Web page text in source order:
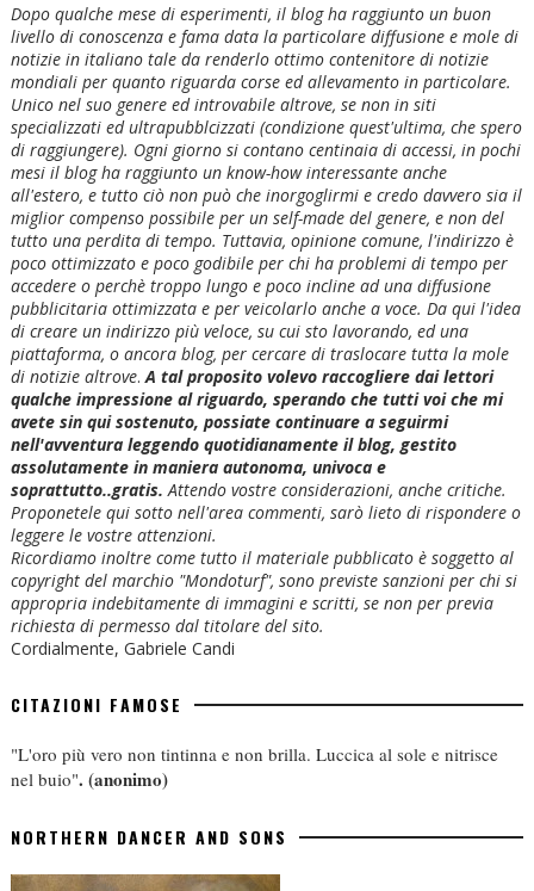
Dopo qualche mese di esperimenti, il blog ha raggiunto un buon
livello di conoscenza e fama data la particolare diffusione e mole di
notizie in italiano tale da renderlo ottimo contenitore di notizie
mondiali per quanto riguarda corse ed allevamento in particolare.
Unico nel suo genere ed introvabile altrove, se non in siti
specializzati ed ultrapubblcizzati (condizione quest'ultima, che spero
di raggiungere). Ogni giorno si contano centinaia di accessi, in pochi
mesi il blog ha raggiunto un know-how interessante anche
all'estero, e tutto ciò non può che inorgoglirmi e credo davvero sia il
miglior compenso possibile per un self-made del genere, e non del
tutto una perdita di tempo. Tuttavia, opinione comune, l'indirizzo è
poco ottimizzato e poco godibile per chi ha problemi di tempo per
accedere o perchè troppo lungo e poco incline ad una diffusione
pubblicitaria ottimizzata e per veicolarlo anche a voce. Da qui l'idea
di creare un indirizzo più veloce, su cui sto lavorando, ed una
piattaforma, o ancora blog, per cercare di traslocare tutta la mole
di notizie altrove. A tal proposito volevo raccogliere dai lettori
qualche impressione al riguardo, sperando che tutti voi che mi
avete sin qui sostenuto, possiate continuare a seguirmi
nell'avventura leggendo quotidianamente il blog, gestito
assolutamente in maniera autonoma, univoca e
soprattutto..gratis. Attendo vostre considerazioni, anche critiche.
Proponetele qui sotto nell'area commenti, sarò lieto di rispondere o
leggere le vostre attenzioni.
Ricordiamo inoltre come tutto il materiale pubblicato è soggetto al
copyright del marchio "Mondoturf", sono previste sanzioni per chi si
appropria indebitamente di immagini e scritti, se non per previa
richiesta di permesso dal titolare del sito.
Cordialmente, Gabriele Candi
CITAZIONI FAMOSE
"L'oro più vero non tintinna e non brilla. Luccica al sole e nitrisce
nel buio". (anonimo)
NORTHERN DANCER AND SONS